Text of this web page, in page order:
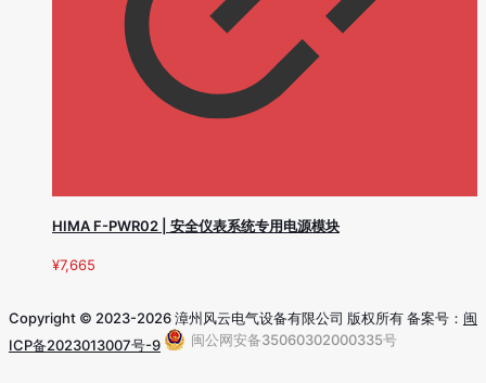
HIMA F-PWR02 | 安全仪表系统专用电源模块
¥7,665
Copyright © 2023-2026 漳州风云电气设备有限公司 版权所有 备案号： 闽
ICP备2023013007号-9
闽公网安备35060302000335号